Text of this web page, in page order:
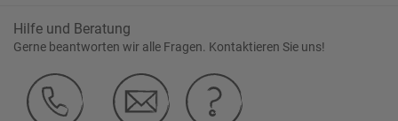
Hilfe und Beratung
Gerne beantworten wir alle Fragen. Kontaktieren Sie uns!